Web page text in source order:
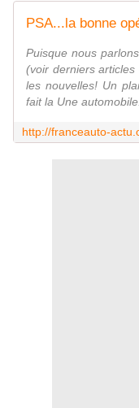
Puisque nous
(voir derniers
les nouvelles! Un
fait la Une